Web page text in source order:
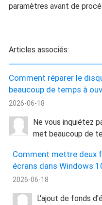
paramètres avant de
Articles associés:
Comment réparer le
beaucoup de temps à
2026-06-18
Ne vous inquiétez
met beaucoup de
Comment mettre deux
écrans dans Windows
2026-06-18
L'ajout de fonds